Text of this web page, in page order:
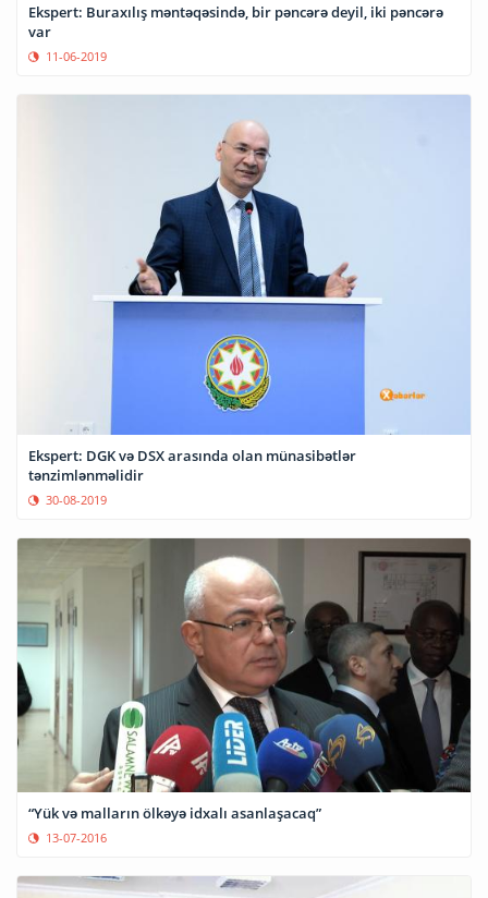
Ekspert: Buraxılış məntəqəsində, bir pəncərə deyil, iki pəncərə
var
11-06-2019
Ekspert: DGK və DSX arasında olan münasibətlər
tənzimlənməlidir
30-08-2019
“Yük və malların ölkəyə idxalı asanlaşacaq”
13-07-2016